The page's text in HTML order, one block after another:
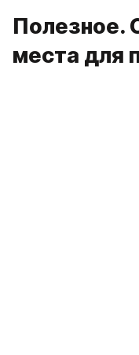
Полезное.
места для